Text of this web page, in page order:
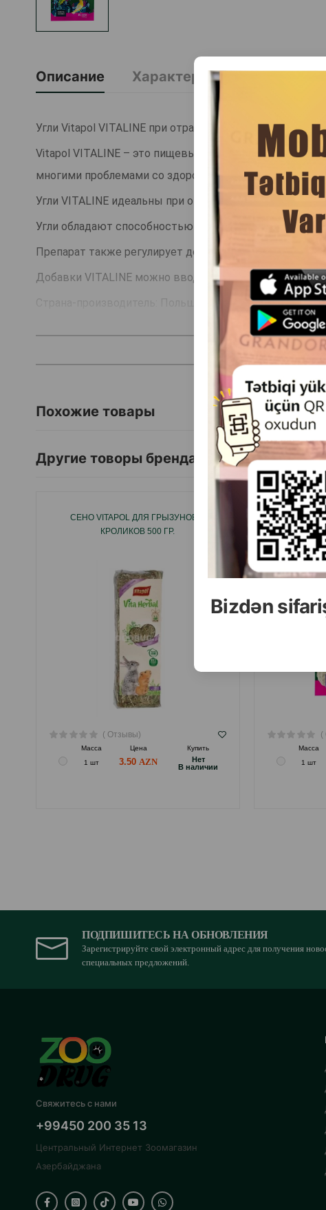
Bizdən
Описание Характеристика О
Угли Vitapol VITALINE при отравлении и диарее для
Vitapol VITALINE – это пищевые добавки, которые
многими проблемами со здоровьем.
Угли VITALINE идеальны при отравлении и диарее.
Угли обладают способностью поглощать многие
Препарат также регулирует деятельность
Добавки VITALINE можно вводить в профилактических
Похожие товары
Другие товоры бренда
СЕНО VITAPOL ДЛЯ ГРЫЗУНОВ И
КРОЛИКОВ 500 ГР.
( Отзывы)
Масса Цена
Купить
1 шт
3.50
Hет
B наличии
(
Масса
1 шт
ПОДПИШИТЕСЬ НА ОБНОВЛЕНИЯ
Зарегистрируйте свой электронный адрес для получения
специальных предложений.
Свяжитесь с нами
+99450 200 35 13
Центральный Интернет Зоомагазин
Азербайджана